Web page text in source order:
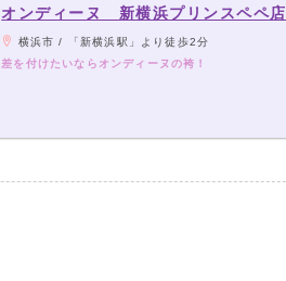
オンディーヌ 新横浜プリンスペペ店
横浜市 / 「新横浜駅」より徒歩2分
差を付けたいならオンディーヌの袴！